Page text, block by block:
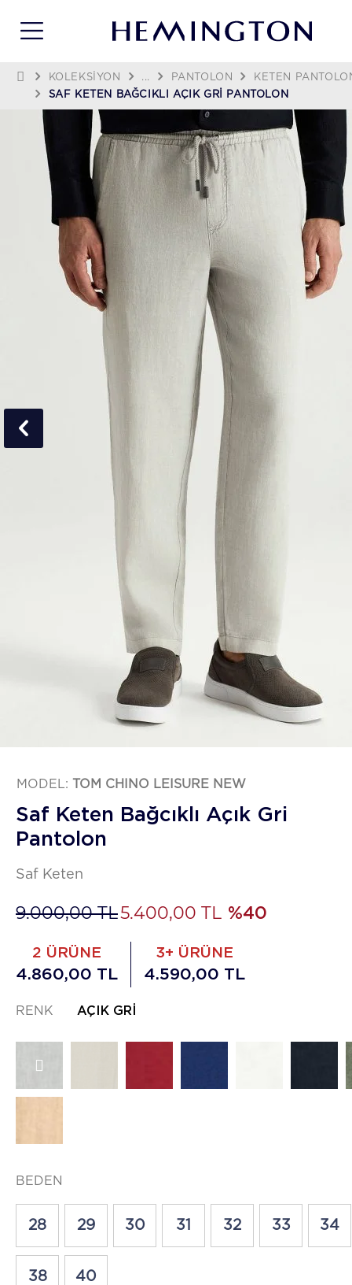
KOLEKSIYON ... PANTOLON
KETEN
SAF KETEN BAĞCIKLI AÇIK GRI PANTOLON
MODEL: TOM CHINO LEISURE NEW
Saf Keten Bağcıklı Açık Gri
Pantolon
Saf Keten
9.000,00 TL5.400,00 TL %40
2 ÜRÜNE
4.860,00 TL
3+ ÜRÜNE
4.590,00 TL
RENK AÇIK GRI
BEDEN
28 29 30 31 32 33 34
38 40